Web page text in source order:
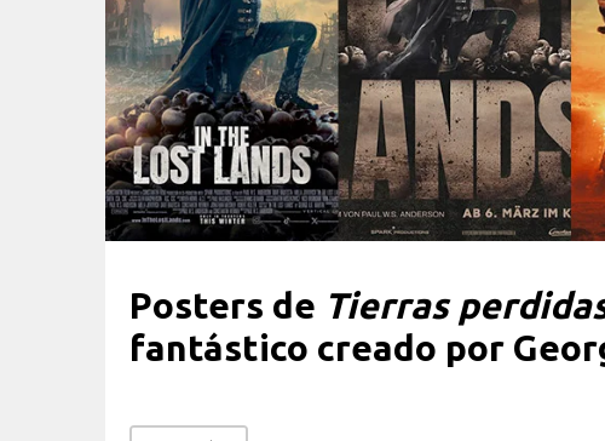
Posters de Tierras
fantástico creado por